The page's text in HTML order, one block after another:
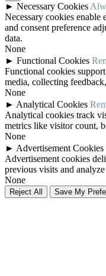
► Necessary Cookies
Necessary cookies enable
and consent preference
data.
None
► Functional Cookies
Functional cookies
media, collecting
None
► Analytical Cookies
Analytical cookies track
metrics like visitor count,
None
► Advertisement Cookies
Advertisement cookies
previous visits and
None
Reject All Save My